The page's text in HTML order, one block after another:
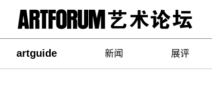
artguide 新闻 展评